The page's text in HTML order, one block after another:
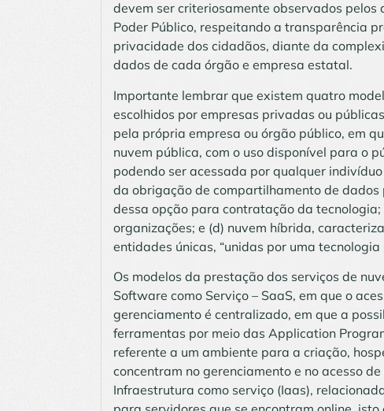
devem ser criteriosamente observados
Poder Público, respeitando a transparência
privacidade dos cidadãos, diante da
dados de cada órgão e empresa estatal.
Importante lembrar que existem quatro
escolhidos por empresas privadas ou
pela própria empresa ou órgão público, em
nuvem pública, com o uso disponível para o
podendo ser acessada por qualquer
da obrigação de compartilhamento de
dessa opção para contratação da
organizações; e (d) nuvem híbrida,
entidades únicas, “unidas por uma
Os modelos da prestação dos serviços de
Software como Serviço – SaaS, em que o
gerenciamento é centralizado, em que a
ferramentas por meio das Application
referente a um ambiente para a criação,
concentram no gerenciamento e no acesso
Infraestrutura como serviço (Iaas),